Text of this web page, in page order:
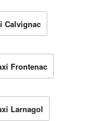
Calvignac
Frontenac
Larnagol